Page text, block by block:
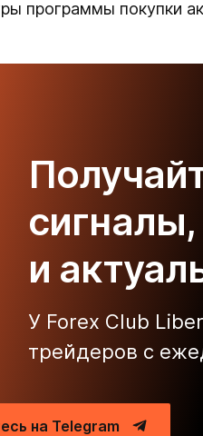
программы покупки
и
У Forex Club
трейдеров с
на Telegram